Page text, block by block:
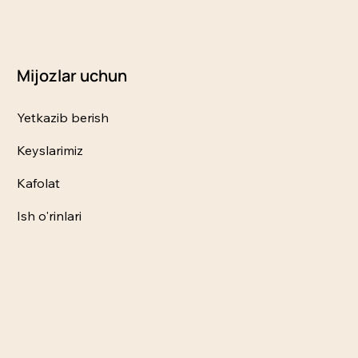
Mijozlar uchun
Yetkazib berish
Keyslarimiz
Kafolat
Ish o'rinlari